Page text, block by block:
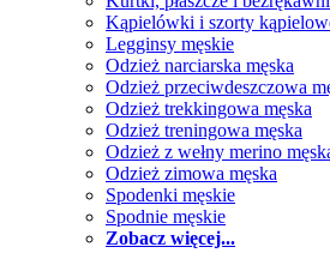
Kąpielówki i szorty
Legginsy męskie
Odzież narciarska męska
Odzież przeciwdeszczowa
Odzież trekkingowa męska
Odzież treningowa męska
Odzież z wełny merino
Odzież zimowa męska
Spodenki męskie
Spodnie męskie
Zobacz więcej...